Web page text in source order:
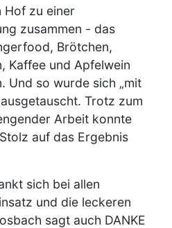
Hof zu einer
zusammen - das
Brötchen,
Kaffee und Apfelwein
Und so wurde sich „mit
Trotz zum
Arbeit konnte
auf das Ergebnis
sich bei allen
und die leckeren
sagt auch DANKE